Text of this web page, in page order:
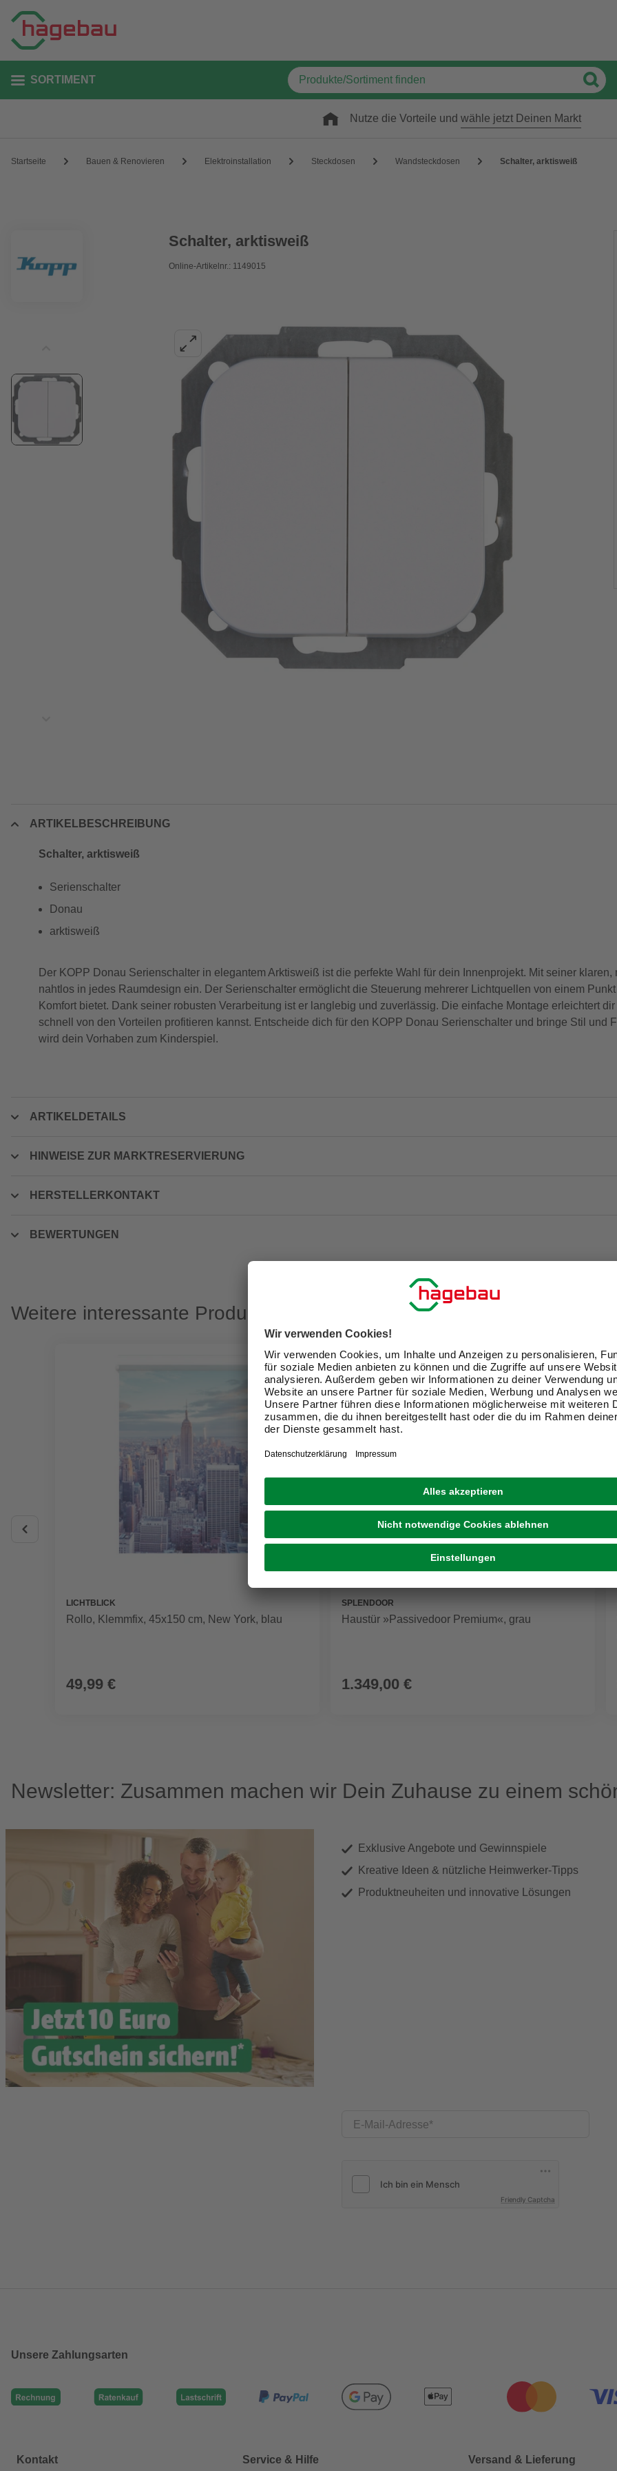
SORTIMENT
Nutze die Vorteile und wähle jetzt Deinen Markt
Startseite Bauen & Renovieren Elektroinstallation Steckdosen Wandsteckdosen Schalter, arktisweiß
Schalter, arktisweiß
Online-Artikelnr.: 1149015
ARTIKELBESCHREIBUNG
Schalter, arktisweiß
Serienschalter
Donau
arktisweiß
Der KOPP Donau Serienschalter in elegantem Arktisweiß ist die perfekte Wahl für dein Innenprojekt. Mit seiner klaren,
nahtlos in jedes Raumdesign ein. Der Serienschalter ermöglicht die Steuerung mehrerer Lichtquellen von einem
Komfort bietet. Dank seiner robusten Verarbeitung ist er langlebig und zuverlässig. Die einfache Montage erleichtert
schnell von den Vorteilen profitieren kannst. Entscheide dich für den KOPP Donau Serienschalter und bringe Stil und
wird dein Vorhaben zum Kinderspiel.
ARTIKELDETAILS
HINWEISE ZUR MARKTRESERVIERUNG
HERSTELLERKONTAKT
BEWERTUNGEN
Weitere interessante Produkte
LICHTBLICK
Rollo, ‎‎Klemmfix, 45x150 cm‎, New York, blau
49,99 €
SPLENDOOR
Haustür »Passivedoor Premium«, grau
1.349,00 €
Newsletter: Zusammen machen wir Dein Zuhause zu einem
Exklusive Angebote und Gewinnspiele
Kreative Ideen & nützliche Heimwerker-Tipps
Produktneuheiten und innovative Lösungen
E-Mail-Adresse
Friendly Captcha
Unsere Zahlungsarten
Kontakt Service & Hilfe Versand & Lieferung